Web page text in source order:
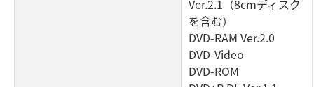
Ver.2.1（8cmディスク
を含む）
DVD-RAM Ver.2.0
DVD-Video
DVD-ROM